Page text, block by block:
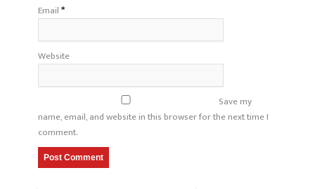
Email*
Website
Save my
name, email, and website in this browser for the next time I
comment.